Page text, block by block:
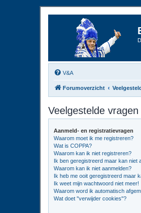
V&A
Forumoverzicht
Veelgestelde vragen
Aanmeld- en registratievragen
Waarom moet ik me registreren?
Wat is COPPA?
Waarom kan ik niet registreren?
Ik ben geregistreerd maar kan niet
Waarom kan ik niet aanmelden?
Ik heb me ooit geregistreerd maar
Ik weet mijn wachtwoord niet meer!
Waarom word ik automatisch
Wat doet "verwijder cookies"?